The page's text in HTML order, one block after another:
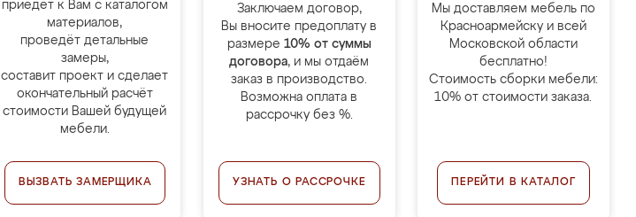
приедет к Вам с каталогом
материалов,
проведёт детальные
замеры,
составит проект и сделает
окончательный расчёт
стоимости Вашей будущей
мебели.
ВЫЗВАТЬ ЗАМЕРЩИКА
Заключаем договор,
Вы вносите предоплату в
размере 10% от суммы
договора, и мы отдаём
заказ в производство.
Возможна оплата в
рассрочку без %.
УЗНАТЬ О РАССРОЧКЕ
Мы доставляем мебель по
Красноармейску и всей
Московской области
бесплатно!
Стоимость сборки мебели:
10% от стоимости заказа.
ПЕРЕЙТИ В КАТАЛОГ